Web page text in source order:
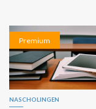
Premium
NASCHOLINGEN